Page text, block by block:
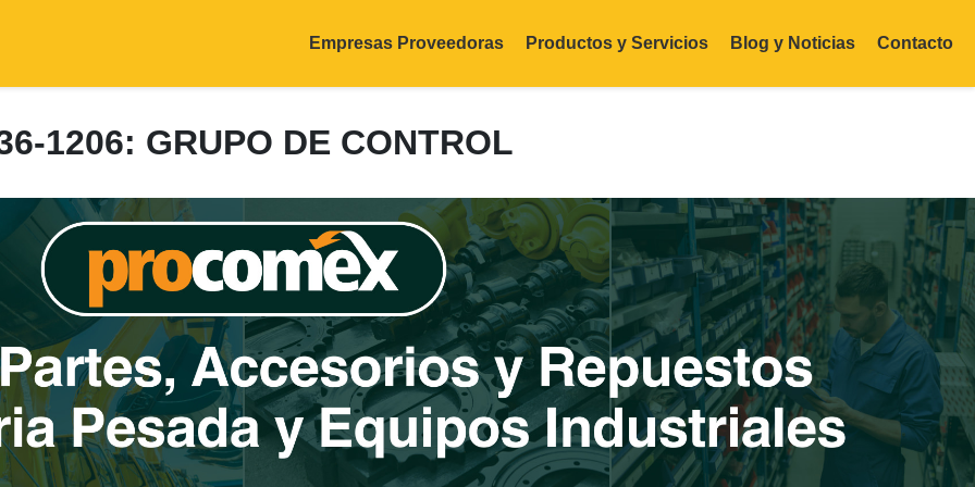
Empresas Proveedoras Productos y Servicios Blog y Noticias Contacto
1206: GRUPO DE CONTROL